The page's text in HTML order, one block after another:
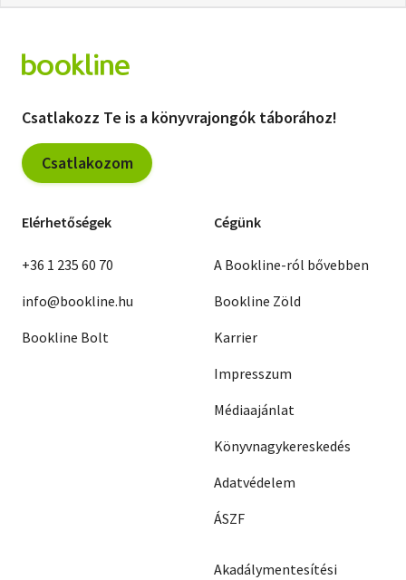
Csatlakozz Te is a könyvrajongók táborához!
Csatlakozom
Elérhetőségek
+36 1 235 60 70
info@bookline.hu
Bookline Bolt
Cégünk
A Bookline-ról bővebben
Bookline Zöld
Karrier
Impresszum
Médiaajánlat
Könyvnagykereskedés
Adatvédelem
ÁSZF
Akadálymentesítési